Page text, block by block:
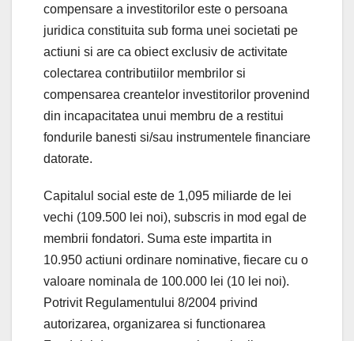
compensare a investitorilor este o persoana
juridica constituita sub forma unei societati pe
actiuni si are ca obiect exclusiv de activitate
colectarea contributiilor membrilor si
compensarea creantelor investitorilor provenind
din incapacitatea unui membru de a restitui
fondurile banesti si/sau instrumentele financiare
datorate.
Capitalul social este de 1,095 miliarde de lei
vechi (109.500 lei noi), subscris in mod egal de
membrii fondatori. Suma este impartita in
10.950 actiuni ordinare nominative, fiecare cu o
valoare nominala de 100.000 lei (10 lei noi).
Potrivit Regulamentului 8/2004 privind
autorizarea, organizarea si functionarea